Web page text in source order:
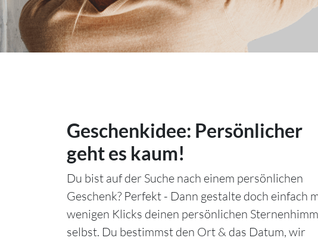
Geschenkidee: Persönlicher
geht es kaum!
Du bist auf der Suche nach einem persönlichen
Geschenk? Perfekt - Dann gestalte doch einfach
wenigen Klicks deinen persönlichen
selbst. Du bestimmst den Ort & das Datum, wir